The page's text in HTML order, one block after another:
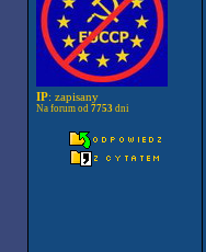
IP: zapisany
Na forum od 7753 dni